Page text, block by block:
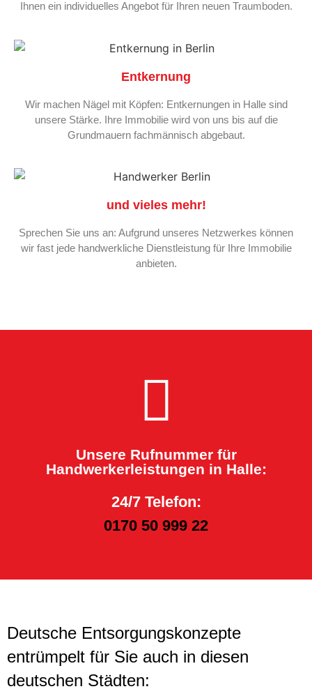
Ihnen ein individuelles Angebot für Ihren neuen Traumboden.
Entkernung
Wir machen Nägel mit Köpfen: Entkernungen in Halle sind
unsere Stärke. Ihre Immobilie wird von uns bis auf die
Grundmauern fachmännisch abgebaut.
und vieles mehr!
Sprechen Sie uns an: Aufgrund unseres Netzwerkes können
wir fast jede handwerkliche Dienstleistung für Ihre Immobilie
anbieten.
Unsere Rufnummer für
Handwerkerleistungen in Halle:
24/7 Telefon:
0170 50 999 22
Deutsche Entsorgungskonzepte
entrümpelt für Sie auch in diesen
deutschen Städten: